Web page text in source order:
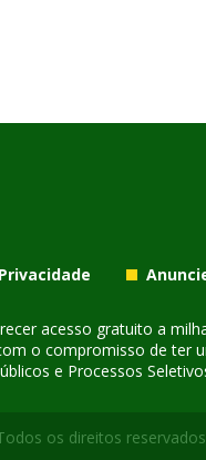
acesso gratuito a
o compromisso de
e Processos
os direitos